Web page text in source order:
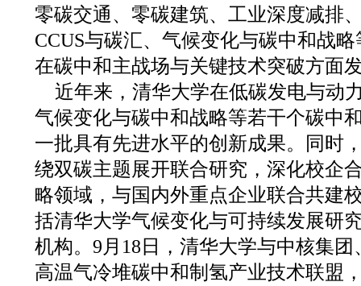
零碳交通、零碳建筑、工业深度减排
CCUS与碳汇、气候变化与碳中和战
在碳中和主战场与关键技术突破方面
近年来，清华大学在低碳发电与动
气候变化与碳中和战略等若干个碳中
一批具有先进水平的创新成果。同时
绕双碳主题展开联合研究，深化校企
略领域，与国内外重点企业联合共建
括清华大学气候变化与可持续发展研
机构。9月18日，清华大学与中核集
高温气冷堆碳中和制氢产业技术联盟